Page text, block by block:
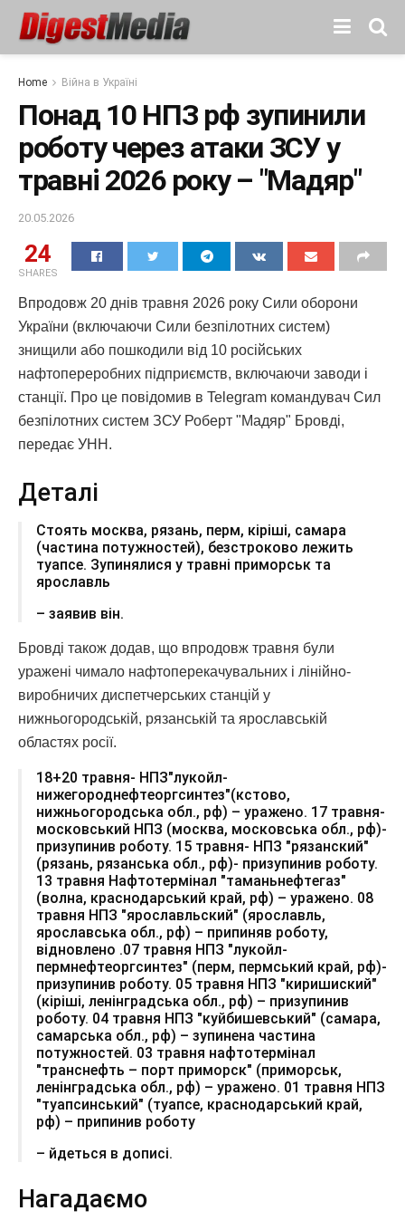
Home Війна в Україні
Понад 10 НПЗ рф зупинили
роботу через атаки ЗСУ у
травні 2026 року – "Мадяр"
20.05.2026
24
SHARES
Впродовж 20 днів травня 2026 року Сили оборони
України (включаючи Сили безпілотних систем)
знищили або пошкодили від 10 російських
нафтопереробних підприємств, включаючи заводи і
станції. Про це повідомив в Telegram командувач Сил
безпілотних систем ЗСУ Роберт "Мадяр" Бровді,
передає УНН.
Деталі
Стоять москва, рязань, перм, кіріші, самара
(частина потужностей), безстроково лежить
туапсе. Зупинялися у травні приморськ та
ярославль
– заявив він.
Бровді також додав, що впродовж травня були
уражені чимало нафтоперекачувальних і лінійно-
виробничих диспетчерських станцій у
нижньогородській, рязанській та ярославській
областях росії.
18+20 травня- НПЗ"лукойл-
нижегороднефтеоргсинтез"(кстово,
нижньогородська обл., рф) – уражено. 17 травня-
московський НПЗ (москва, московська обл., рф)-
призупинив роботу. 15 травня- НПЗ "рязанский"
(рязань, рязанська обл., рф)- призупинив роботу.
13 травня Нафтотермінал "таманьнефтегаз"
(волна, краснодарський край, рф) – уражено. 08
травня НПЗ "ярославльский" (ярославль,
ярославська обл., рф) – припиняв роботу,
відновлено .07 травня НПЗ "лукойл-
пермнефтеоргсинтез" (перм, пермський край, рф)-
призупинив роботу. 05 травня НПЗ "киришиский"
(кіріші, ленінградська обл., рф) – призупинив
роботу. 04 травня НПЗ "куйбишевський" (самара,
самарська обл., рф) – зупинена частина
потужностей. 03 травня нафтотермінал
"транснефть – порт приморск" (приморськ,
ленінградська обл., рф) – уражено. 01 травня НПЗ
"туапсинський" (туапсе, краснодарський край,
рф) – припинив роботу
– йдеться в дописі.
Нагадаємо